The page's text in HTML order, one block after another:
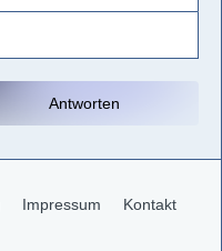
Antworten
Impressum Kontakt